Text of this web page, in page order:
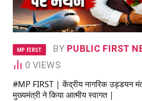
MP FIRST BY PUBLIC FIRST
0 VIEWS
#MP FIRST | केंद्रीय नागरिक उड्डयन
मुख्यमंत्री ने किया आत्मीय स्वागत |